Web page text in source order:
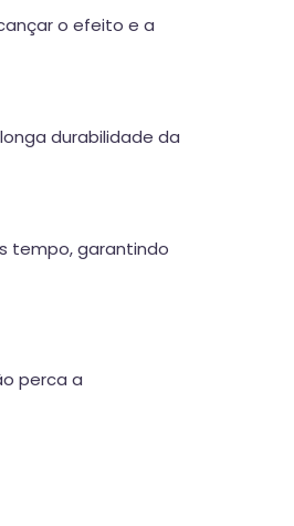
o efeito e a
durabilidade da
tempo, garantindo
perca a